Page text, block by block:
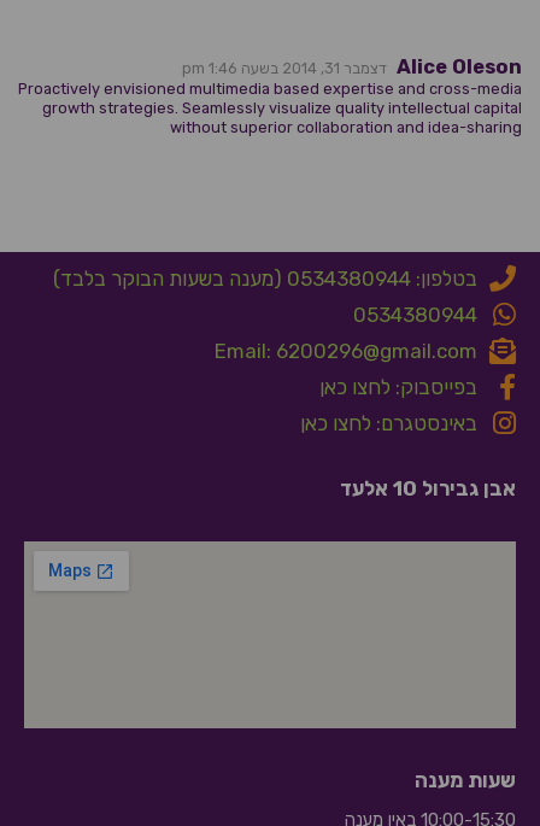
Alice Oleson דצמבר 31, 2014 בשעה 1:46 pm
Proactively envisioned multimedia based expertise and cross-media
growth strategies. Seamlessly visualize quality intellectual capital
without superior collaboration and idea-sharing
בטלפון: 0534380944 (מענה בשעות הבוקר בלבד)
0534380944
Email: 6200296@gmail.com
בפייסבוק: לחצו כאן
באינסטגרם: לחצו כאן
אבן גבירול 10 אלעד
שעות מענה
10:00-15:30 באין מענה